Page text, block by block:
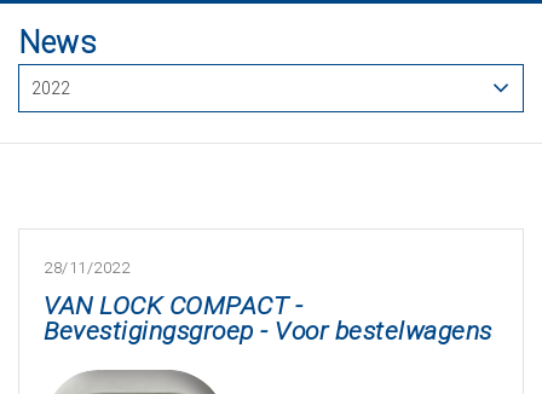
News
28/11/2022
VAN LOCK COMPACT -
Bevestigingsgroep - Voor bestelwagens